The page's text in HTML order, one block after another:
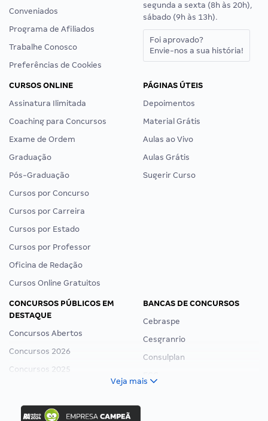
Conveniados
Programa de Afiliados
Trabalhe Conosco
Preferências de Cookies
segunda a sexta (8h às 20h),
sábado (9h às 13h).
Foi aprovado?
Envie-nos a sua história!
CURSOS ONLINE
Assinatura Ilimitada
Coaching para Concursos
Exame de Ordem
Graduação
Pós-Graduação
Cursos por Concurso
Cursos por Carreira
Cursos por Estado
Cursos por Professor
Oficina de Redação
Cursos Online Gratuitos
PÁGINAS ÚTEIS
Depoimentos
Material Grátis
Aulas ao Vivo
Aulas Grátis
Sugerir Curso
CONCURSOS PÚBLICOS EM
DESTAQUE
Concursos Abertos
Concursos 2026
Concursos 2025
Concurso Ibama
BANCAS DE CONCURSOS
Cebraspe
Cesgranrio
Consulplan
Veja mais